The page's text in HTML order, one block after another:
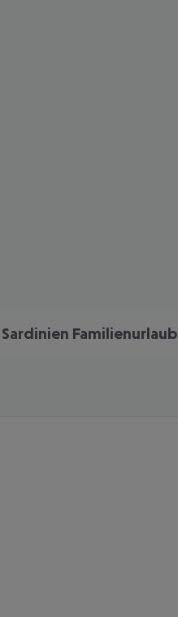
Sardinien Familienurlaub